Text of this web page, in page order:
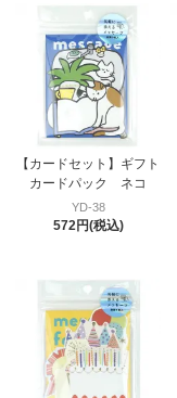
【カードセット】ギフト
カードパック ネコ
YD-38
572円(税込)